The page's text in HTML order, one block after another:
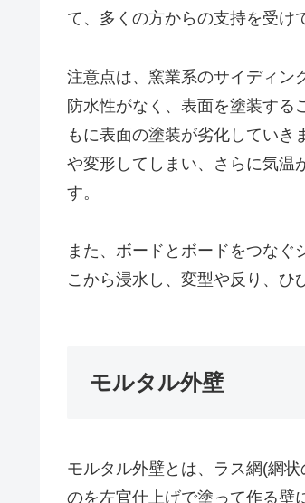
て、多くの方からの支持を受け
注意点は、窯業系のサイディン
防水性がなく、表面を塗装する
もに表面の塗装が劣化していき
や変形してしまい、さらに気温
す。
また、ボードとボードをつなぐ
こから浸水し、変型や反り、ひ
モルタル外壁
モルタル外壁とは、ラス網(網
のを左官仕上げで塗って作る壁